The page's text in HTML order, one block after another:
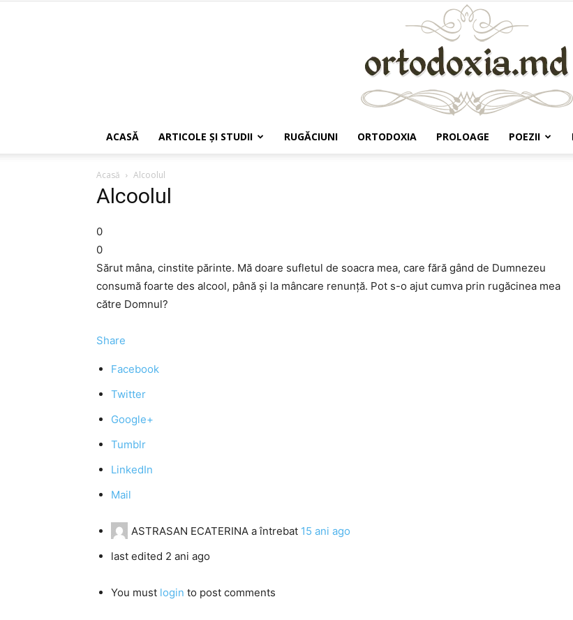
ACASĂ ARTICOLE ŞI STUDII RUGĂCIUNI ORTODOXIA PROLOAGE POEZII
Acasă Alcoolul
Alcoolul
0
0
Sărut mâna, cinstite părinte. Mă doare sufletul de soacra mea, care fără gând de Dumnezeu
consumă foarte des alcool, până şi la mâncare renunţă. Pot s-o ajut cumva prin rugăcinea mea
către Domnul?
Share
Facebook
Twitter
Google+
Tumblr
LinkedIn
Mail
ASTRASAN ECATERINA a întrebat 15 ani ago
last edited 2 ani ago
You must login to post comments